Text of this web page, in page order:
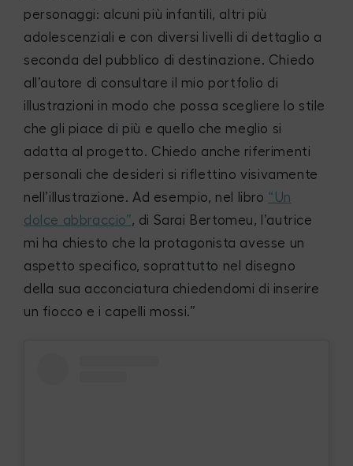
personaggi: alcuni più infantili, altri più
adolescenziali e con diversi livelli di dettaglio a
seconda del pubblico di destinazione. Chiedo
all’autore di consultare il mio portfolio di
illustrazioni in modo che possa scegliere lo stile
che gli piace di più e quello che meglio si
adatta al progetto. Chiedo anche riferimenti
personali che desideri si riflettino visivamente
nell’illustrazione. Ad esempio, nel libro “Un
dolce abbraccio”, di Sarai Bertomeu, l’autrice
mi ha chiesto che la protagonista avesse un
aspetto specifico, soprattutto nel disegno
della sua acconciatura chiedendomi di inserire
un fiocco e i capelli mossi.”